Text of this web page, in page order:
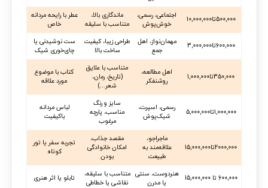
عطر با رایحه مردانه
خاص
ماندگاری بالا،
متناسب با سلیقه
اجتماعی، رسمی،
خوش‌پوش
500,000تا10,000,000
ست نوشیدنی یا
چای‌خوری شیک
طراحی زیبا، کیفیت
ساخت بالا
مهمان‌نواز، اهل
جمع
600,000تا3,000,000
کتاب با موضوع
مورد علاقه
متناسب با علایق
(تاریخ، رمان،
شعر...)
اهل مطالعه،
روشنفکر
350,000تا1,000,000
لباس مردانه
باکیفیت
سایز و رنگ
مناسب، پارچه
مرغوب
رسمی، اسپرت،
شیک‌پوش
1,000,000تا5,000,000
تجربه سفر یا تور
کوتاه
مقصد جذاب،
امکان خانوادگی
بودن
ماجراجو،
علاقه‌مند به
طبیعت
2000,000تا15,000,000
تابلو یا اثر هنری
متناسب با سلیقه،
نقاشی یا خطاطی
هنردوست، سنتی
یا مدرن
600,000 تا 15,000,000